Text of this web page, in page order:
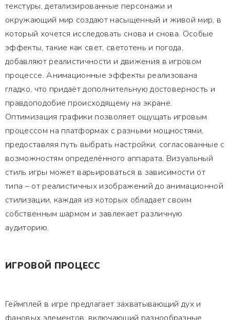
текстуры, детализированные персонажи и
окружающий мир создают насыщенный и живой мир, в
который хочется исследовать снова и снова. Особые
эффекты, такие как свет, светотень и погода,
добавляют реалистичности и движения в игровом
процессе. Анимационные эффекты реализована
гладко, что придаёт дополнительную достоверность и
правдоподобие происходящему на экране.
Оптимизация графики позволяет ощущать игровым
процессом на платформах с разными мощностями,
предоставляя путь выбрать настройки, согласованные с
возможностям определённого аппарата. Визуальный
стиль игры может варьироваться в зависимости от
типа – от реалистичных изображений до анимационной
стилизации, каждая из которых обладает своим
собственным шармом и завлекает различную
аудиторию.
ИГРОВОЙ ПРОЦЕСС
Геймплей в игре предлагает захватывающий дух и